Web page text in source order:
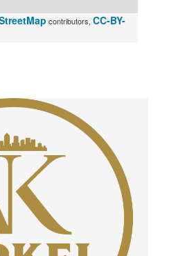
contributors, CC-BY-